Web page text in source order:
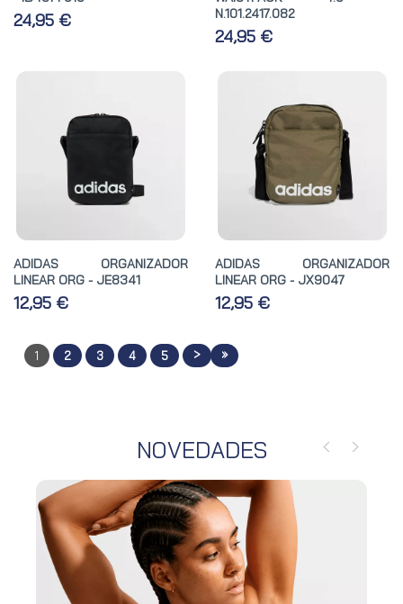
24,95 €
N.101.2417.082
24,95 €
ADIDAS ORGANIZADOR
LINEAR ORG - JE8341
12,95 €
ADIDAS ORGANIZADOR
LINEAR ORG - JX9047
12,95 €
1 2 3 4 5 > »
NOVEDADES